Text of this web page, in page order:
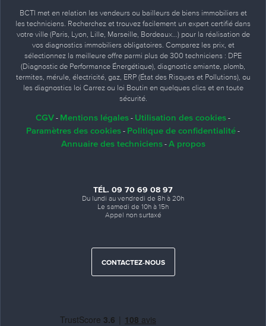
BCTI met en relation les vendeurs ou bailleurs de biens immobiliers et
les techniciens. Recherchez et trouvez facilement un expert certifié dans
votre ville (Paris, Lyon, Lille, Marseille, Bordeaux…) pour la réalisation de
vos diagnostics immobiliers obligatoires. Comparez les prix, et
sélectionnez la meilleure offre parmi plus de 300 techniciens : DPE
(Diagnostic de Performance Énergétique), diagnostic amiante, plomb,
termites, mérule, électricité, gaz, ERP (État des Risques et Pollutions), ou
les diagnostics loi Carrez ou loi Boutin en quelques clics et en toute
sécurité.
CGV - Mentions légales - Utilisation des cookies -
Paramètres des cookies - Politique de confidentialité -
Annuaire des techniciens- A propos
TÉL. 09 70 69 08 97
Du lundi au vendredi de 8h à 20h
Le samedi de 10h à 15h
Appel non surtaxé
CONTACTEZ-NOUS